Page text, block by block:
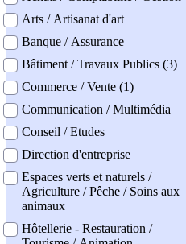
Arts / Artisanat d'art
Banque / Assurance
Bâtiment / Travaux Publics (3)
Commerce / Vente (1)
Communication / Multimédia
Conseil / Etudes
Direction d'entreprise
Espaces verts et naturels /
Agriculture / Pêche / Soins aux
animaux
Hôtellerie - Restauration /